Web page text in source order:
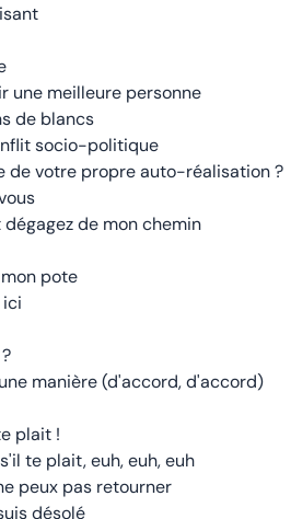
une meilleure personne
de blancs
socio-politique
de votre propre auto-réalisation ?
de mon chemin
pote
manière (d'accord, d'accord)
plait !
te plait, euh, euh, euh
peux pas retourner
désolé